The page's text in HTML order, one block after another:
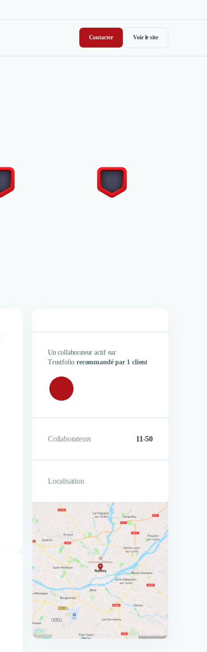
Contacter Voir le site
Un collaborateur actif sur
Trustfolio recommandé par 1 client
Collaborateurs 11-50
Localisation